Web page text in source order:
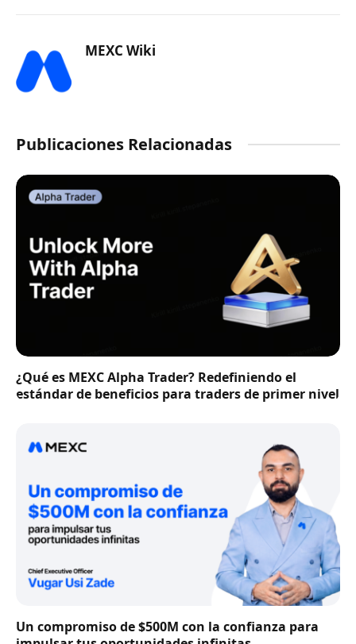
MEXC Wiki
Publicaciones Relacionadas
¿Qué es MEXC Alpha Trader? Redefiniendo el
estándar de beneficios para traders de primer nivel
Un compromiso de $500M con la confianza para